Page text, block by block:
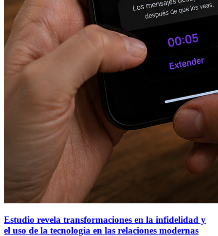
Estudio revela transformaciones en la infidelidad y
el uso de la tecnología en las relaciones modernas